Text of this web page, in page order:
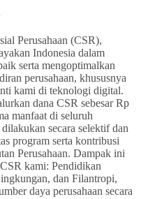
Perusahaan (CSR),
Indonesia dalam
serta mengoptimalkan
perusahaan, khususnya
kami di teknologi digital.
dana CSR sebesar Rp
manfaat di seluruh
secara selektif dan
program serta kontribusi
Perusahaan. Dampak ini
kami: Pendidikan
dan Filantropi,
daya perusahaan secara